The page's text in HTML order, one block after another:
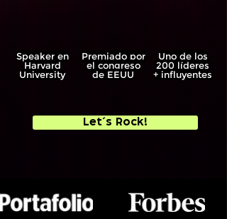
Speaker en
Harvard
University
Premiado por
el congreso
de EEUU
Uno de los
200 líderes
+ influyentes
Let´s Rock!